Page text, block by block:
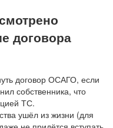
договора
договор ОСАГО, если
собственника, что
ТС.
ушёл из жизни (для